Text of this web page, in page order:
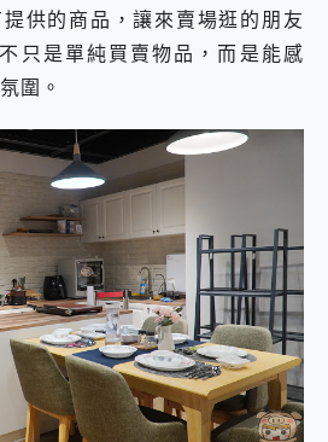
供的商品，讓來賣場逛的朋友
只是單純買賣物品，而是能感
圍。